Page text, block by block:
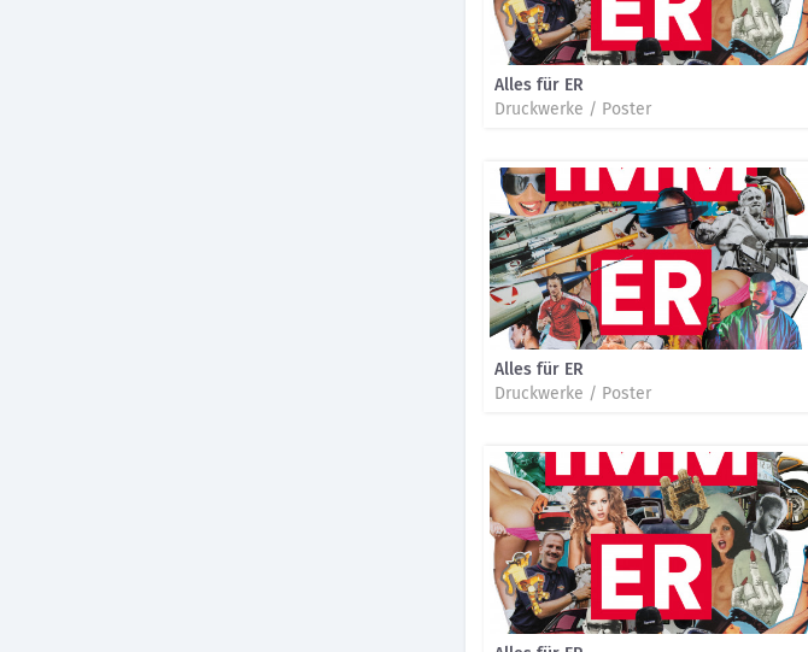
Alles für ER
Druckwerke / Poster
Alles für ER
Druckwerke / Poster